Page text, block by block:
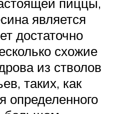
является
достаточно
схожие
из стволов
таких, как
определенного